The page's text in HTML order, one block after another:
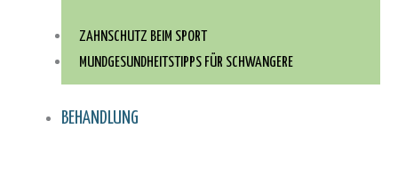
ZAHNSCHUTZ BEIM SPORT
MUNDGESUNDHEITSTIPPS FÜR SCHWANGERE
BEHANDLUNG